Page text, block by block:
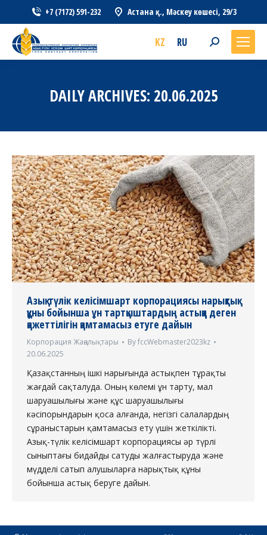
+7 (7172) 591-232 Астана қ., Мәскеу көшесі, 29/3
KZ RU Search:
DAILY ARCHIVES: 20.06.2025
Азық-түлік келісімшарт корпорациясы нарықтық
құны бойынша ұн тартқыштардың астыққа деген
қажеттілігін қамтамасыз етуге дайын
Корпорация Жаңалықтары ByfccWebmaster2023kz
20.06.2025
Қазақстанның ішкі нарығында астықпен тұрақты
жағдай сақталуда. Оның көлемі ұн тарту, мал
шаруашылығы және құс шаруашылығы
кәсіпорындарын қоса алғанда, негізгі салалардың
сұраныстарын қамтамасыз ету үшін жеткілікті.
Азық-түлік келісімшарт корпорациясы әр түрлі
сыныптағы бидайды сатуды жалғастыруда және
мүдделі сатып алушыларға нарықтық құны
бойынша астық беруге дайын.